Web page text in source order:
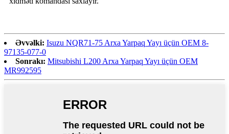
Əvvəlki: Isuzu NQR71-75 Arxa Yarpaq Yayı üçün OEM 8-
97135-077-0
Sonrakı: Mitsubishi L200 Arxa Yarpaq Yayı üçün OEM
MR992595